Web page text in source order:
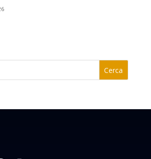
Cerca